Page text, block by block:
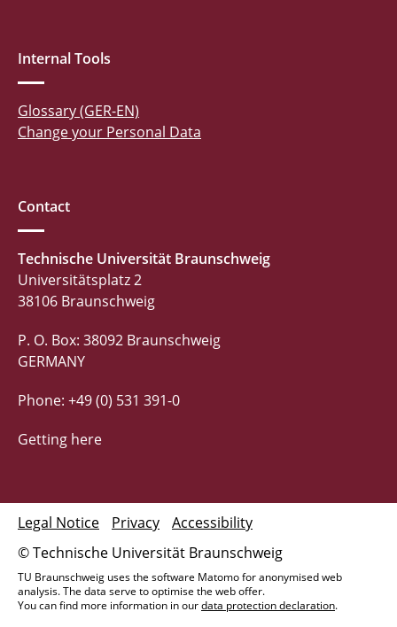
Internal Tools
Glossary (GER-EN)
Change your Personal Data
Contact
Technische Universität Braunschweig
Universitätsplatz 2
38106 Braunschweig
P. O. Box: 38092 Braunschweig
GERMANY
Phone: +49 (0) 531 391-0
Getting here
© Technische Universität Braunschweig
Legal Notice Privacy Accessibility
TU Braunschweig uses the software Matomo for anonymised web
analysis. The data serve to optimise the web offer.
You can find more information in ourdata protection declaration.